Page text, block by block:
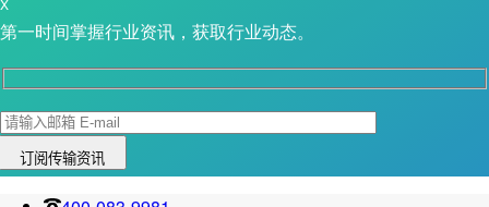
X
第一时间掌握行业资讯，获取行业动态。